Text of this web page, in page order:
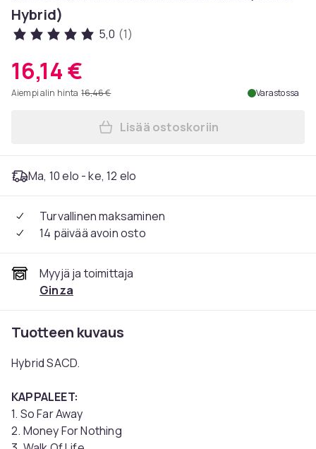
Hybrid)
5,0 (1)
16,14 €
Aiempi alin hinta 16,46 € Varastossa
Lisää Dire Straits: Brothers
Lisää ostoskoriin
Ma, 10 elo - ke, 12 elo
Turvallinen maksaminen
14 päivää avoin osto
Myyjä ja toimittaja
Ginza
Tuotteen kuvaus
Hybrid SACD.
KAPPALEET:
1. So Far Away
2. Money For Nothing